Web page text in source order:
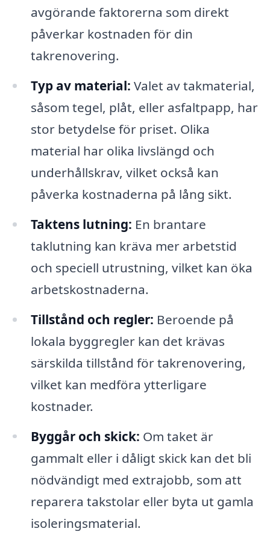
avgörande faktorerna som direkt
påverkar kostnaden för din
takrenovering.
Typ av material: Valet av takmaterial,
såsom tegel, plåt, eller asfaltpapp, har
stor betydelse för priset. Olika
material har olika livslängd och
underhållskrav, vilket också kan
påverka kostnaderna på lång sikt.
Taktens lutning: En brantare
taklutning kan kräva mer arbetstid
och speciell utrustning, vilket kan öka
arbetskostnaderna.
Tillstånd och regler: Beroende på
lokala byggregler kan det krävas
särskilda tillstånd för takrenovering,
vilket kan medföra ytterligare
kostnader.
Byggår och skick: Om taket är
gammalt eller i dåligt skick kan det bli
nödvändigt med extrajobb, som att
reparera takstolar eller byta ut gamla
isoleringsmaterial.